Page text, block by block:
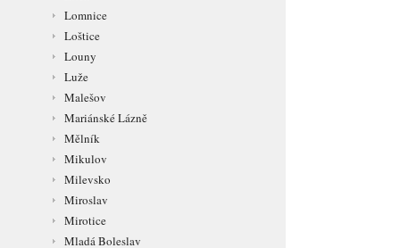
Lomnice
Loštice
Louny
Luže
Malešov
Mariánské Lázně
Mělník
Mikulov
Milevsko
Miroslav
Mirotice
Mladá Boleslav